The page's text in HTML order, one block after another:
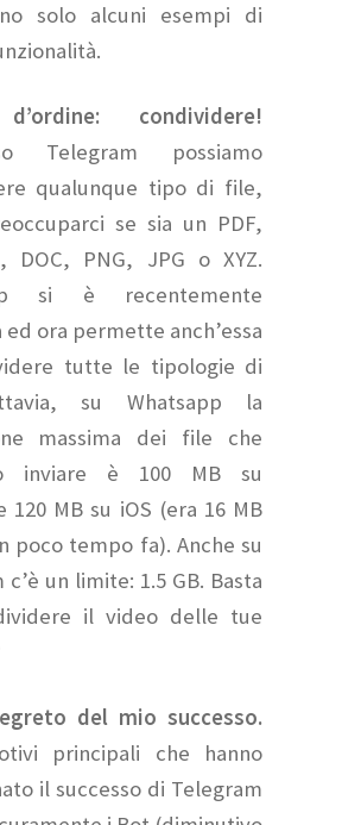
solo alcuni esempi di
condividere!
Telegram possiamo
qualunque tipo di file,
se sia un PDF,
DOC, PNG, JPG o XYZ.
si è recentemente
ed ora permette anch’essa
tutte le tipologie di
su Whatsapp la
massima dei file che
inviare è 100 MB su
120 MB su iOS (era 16 MB
poco tempo fa). Anche su
c’è un limite: 1.5 GB. Basta
il video delle tue
del mio successo.
principali che hanno
il successo di Telegram